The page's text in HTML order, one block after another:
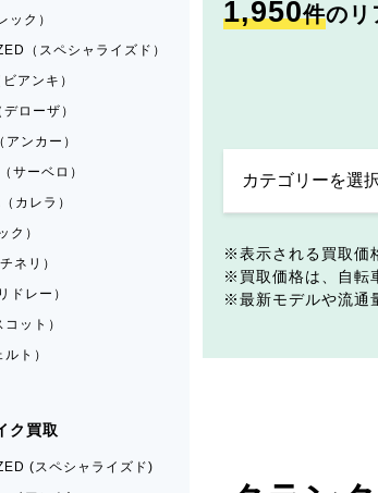
1,950件のリ
表示される買取価
買取価格は、自転
最新モデルや流通
ック）
（スペシャライズド）
アンキ）
ローザ）
ンカー）
サーベロ）
カレラ）
ク）
ネリ）
ドレー）
ット）
ト）
ク買取
(スペシャライズド)